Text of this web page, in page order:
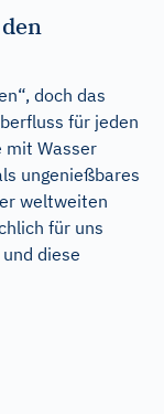
doch das
für jeden
mit Wasser
ungenießbares
weltweiten
für uns
diese